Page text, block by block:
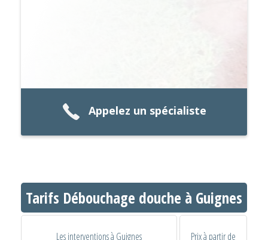
Appelez un spécialiste
Tarifs Débouchage douche à Guignes
Les interventions à Guignes Prix à partir de